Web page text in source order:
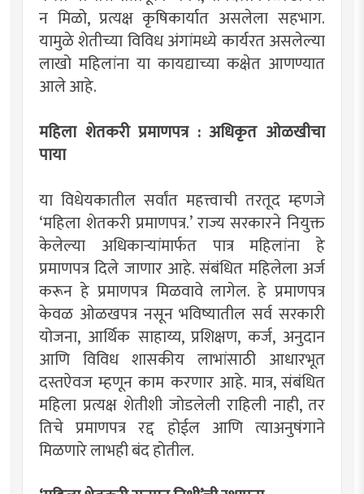
न मिळो, प्रत्यक्ष कृषिकार्यात असलेला सहभाग.
यामुळे शेतीच्या विविध अंगांमध्ये कार्यरत असलेल्या
लाखो महिलांना या कायद्याच्या कक्षेत आणण्यात
आले आहे.
महिला शेतकरी प्रमाणपत्र : अधिकृत ओळखीचा
पाया
या विधेयकातील सर्वांत महत्त्वाची तरतूद म्हणजे
‘महिला शेतकरी प्रमाणपत्र.’ राज्य सरकारने नियुक्त
केलेल्या अधिकार्‍यांमार्फत पात्र महिलांना हे
प्रमाणपत्र दिले जाणार आहे. संबंधित महिलेला अर्ज
करून हे प्रमाणपत्र मिळवावे लागेल. हे प्रमाणपत्र
केवळ ओळखपत्र नसून भविष्यातील सर्व सरकारी
योजना, आर्थिक साहाय्य, प्रशिक्षण, कर्ज, अनुदान
आणि विविध शासकीय लाभांसाठी आधारभूत
दस्तऐवज म्हणून काम करणार आहे. मात्र, संबंधित
महिला प्रत्यक्ष शेतीशी जोडलेली राहिली नाही, तर
तिचे प्रमाणपत्र रद्द होईल आणि त्याअनुषंगाने
मिळणारे लाभही बंद होतील.